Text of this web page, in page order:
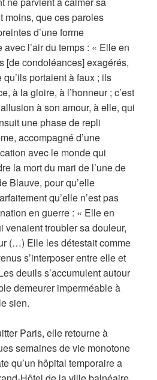
moins, que ces paroles
d’une forme
avec l’air du temps : « Elle en
[de condoléances] exagérés,
portaient à faux ; ils
à la gloire, à l’honneur ; c’est
à son amour, à elle, qui
une phase de repli
accompagné d’une
avec le monde qui
la mort du mari de l’une de
Blauve, pour qu’elle
qu’elle n’est pas
en guerre : « Elle en
venaient troubler sa douleur,
(…) Elle les détestait comme
s’interposer entre elle et
deuils s’accumulent autour
demeurer imperméable à
sien.
Paris, elle retourne à
semaines de vie monotone
qu’un hôpital temporaire a